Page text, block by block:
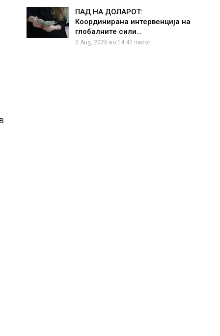
ПАД НА ДОЛАРОТ:
Координирана интервенција на
глобалните сили…
2 Aug, 2026 во 14:42 часот.